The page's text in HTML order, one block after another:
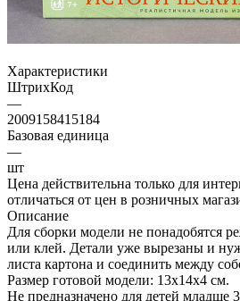
Характеристики
ШтрихКод
—
2009158415184
Базовая единица
—
шт
Цена действительна только для
отличаться от цен в розничных
Описание
Для сборки модели не понадобятся
или клей. Детали уже вырезаны и
листа картона и соединить между
Размер готовой модели: 13х14х4 см.
Не предназначено для детей младше 3